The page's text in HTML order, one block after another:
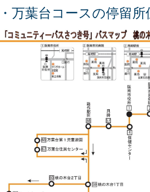
万葉台コースの停留